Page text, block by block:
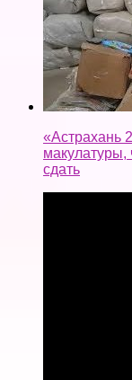
«Астрахань
макулатуры,
сдать